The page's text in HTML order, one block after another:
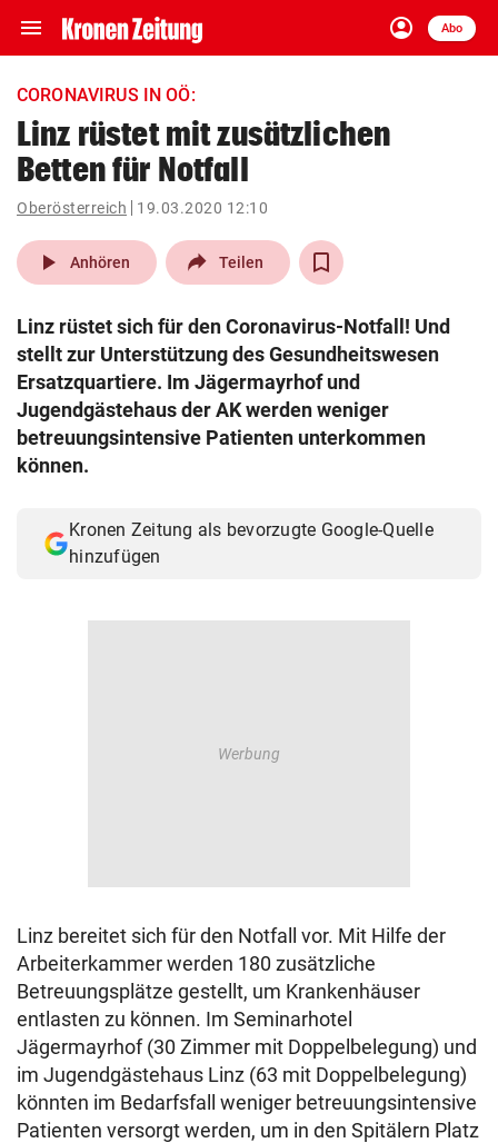
menu Navigation
ein-/ausklappen
account_circle
Anmelden
Abo
close Schließen
account_circle Anmelden
pin_drop
Wien arrow_right
search
Suchbegriff
eingeben
© Krone Multimedia GmbH & Co KG 2026
Muthgasse 2, 1190 Wien
CORONAVIRUS IN OÖ:
Linz rüstet mit zusätzlichen
Betten für Notfall
Oberösterreich 19.03.2020 12:10
play_arrow Anhören Teilen
Linz rüstet sich für den Coronavirus-Notfall! Und
stellt zur Unterstützung des Gesundheitswesen
Ersatzquartiere. Im Jägermayrhof und
Jugendgästehaus der AK werden weniger
betreuungsintensive Patienten unterkommen
können.
Kronen Zeitung als bevorzugte Google-Quelle
hinzufügen
Linz bereitet sich für den Notfall vor. Mit Hilfe der
Arbeiterkammer werden 180 zusätzliche
Betreuungsplätze gestellt, um Krankenhäuser
entlasten zu können. Im Seminarhotel
Jägermayrhof (30 Zimmer mit Doppelbelegung) und
im Jugendgästehaus Linz (63 mit Doppelbelegung)
könnten im Bedarfsfall weniger betreuungsintensive
Patienten versorgt werden, um in den Spitälern Platz